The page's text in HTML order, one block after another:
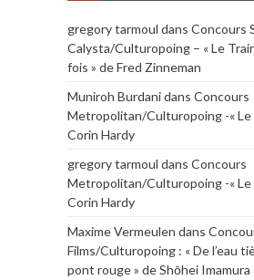
gregory tarmoul dans Concours
Calysta/Culturopoing – « Le
fois » de Fred Zinneman
Muniroh Burdanidans Concours
Metropolitan/Culturopoing -« Le
Corin Hardy
gregory tarmoul dans Concours
Metropolitan/Culturopoing -« Le
Corin Hardy
Maxime Vermeulen dans
Films/Culturopoing : « De l’eau
pont rouge » de Shōhei Imamura